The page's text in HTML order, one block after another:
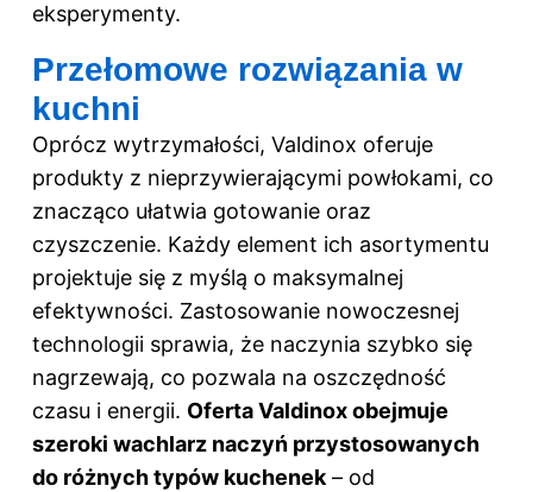
eksperymenty.
Przełomowe rozwiązania w
kuchni
Oprócz wytrzymałości, Valdinox oferuje
produkty z nieprzywierającymi powłokami, co
znacząco ułatwia gotowanie oraz
czyszczenie. Każdy element ich asortymentu
projektuje się z myślą o maksymalnej
efektywności. Zastosowanie nowoczesnej
technologii sprawia, że naczynia szybko się
nagrzewają, co pozwala na oszczędność
czasu i energii. Oferta Valdinox obejmuje
szeroki wachlarz naczyń przystosowanych
do różnych typów kuchenek– od